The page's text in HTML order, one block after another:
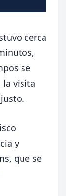
cerca
se
la visita
y
que se